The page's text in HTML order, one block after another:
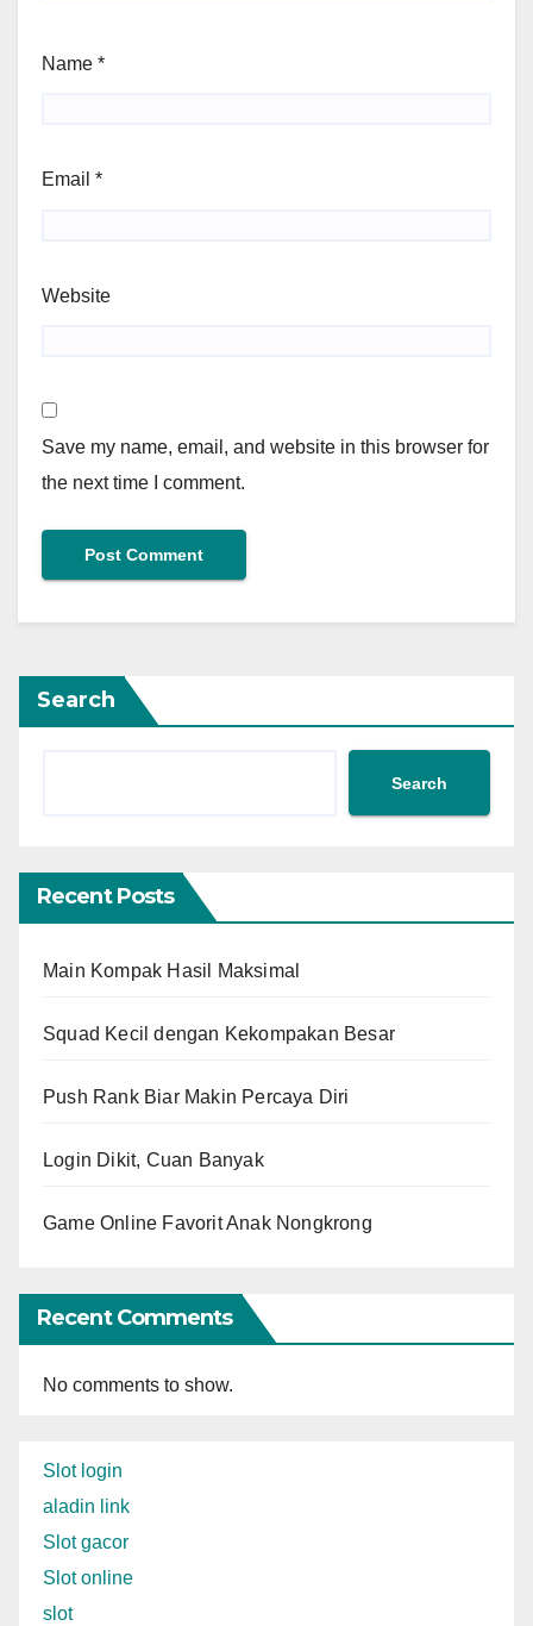
Name *
Email *
Website
Save my name, email, and website in this browser for
the next time I comment.
Search
Search
Recent Posts
Main Kompak Hasil Maksimal
Squad Kecil dengan Kekompakan Besar
Push Rank Biar Makin Percaya Diri
Login Dikit, Cuan Banyak
Game Online Favorit Anak Nongkrong
Recent Comments
No comments to show.
Slot login
aladin link
Slot gacor
Slot online
slot